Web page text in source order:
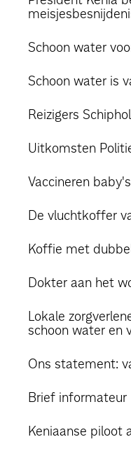
Schoon water
Schoon water is
Reizigers
Uitkomsten
Vaccineren
De vluchtkoffer
Koffie met
Dokter aan het
Lokale
schoon water en
Ons statement:
Brief informateur
Keniaanse piloot